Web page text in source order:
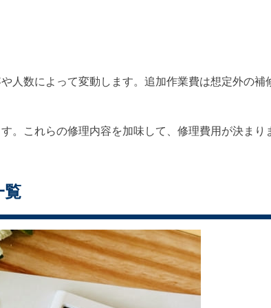
人数によって変動します。追加作業費は想定外の補
。これらの修理内容を加味して、修理費用が決まり
覧